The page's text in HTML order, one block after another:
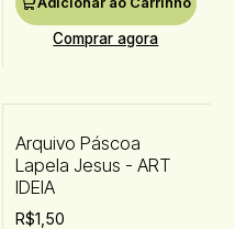
Comprar agora
Arquivo Páscoa
Lapela Jesus - ART
IDEIA
R$1,50